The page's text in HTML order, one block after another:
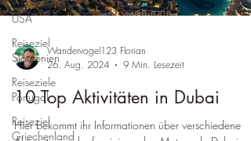
Reiseziele
USA
Reiseziel
Slowenien
Reiseziele
Portugal
Reiseziel
Griechenland
Wandervogel123 Florian
26. Aug. 2024
9 Min. Lesezeit
10 Top Aktivitäten in Dubai
Hier bekommt ihr Informationen über verschiedene